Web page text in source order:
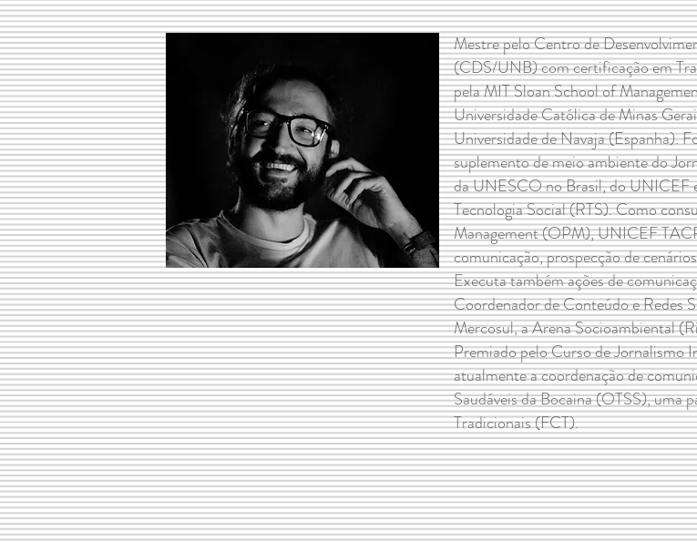
Mestre pelo Centro de
(CDS/UNB) com certificação em
pela MIT Sloan School of
Universidade Católica de Minas
Universidade de Navaja (Espanha).
suplemento de meio ambiente do
da UNESCO no Brasil, do UNICEF
Tecnologia Social (RTS). Como
Management (OPM), UNICEF
comunicação, prospecção de
Executa também ações de
Coordenador de Conteúdo e Redes
Mercosul, a Arena Socioambiental
Premiado pelo Curso de Jornalismo
atualmente a coordenação de
Saudáveis da Bocaina (OTSS), uma
Tradicionais (FCT).